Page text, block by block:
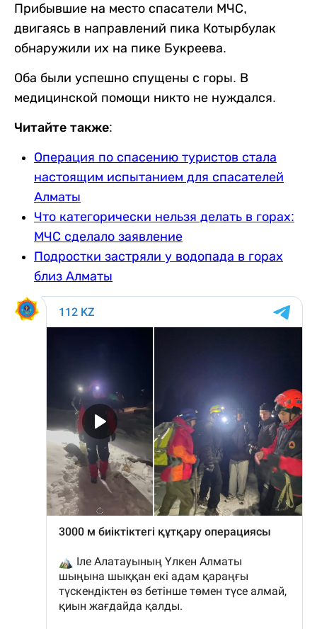
Прибывшие на место спасатели МЧС,
двигаясь в направлений пика Котырбулак
обнаружили их на пике Букреева.
Оба были успешно спущены с горы. В
медицинской помощи никто не нуждался.
Читайте также:
Операция по спасению туристов стала
настоящим испытанием для спасателей
Алматы
Что категорически нельзя делать в горах:
МЧС сделало заявление
Подростки застряли у водопада в горах
близ Алматы